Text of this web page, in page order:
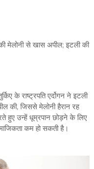
मेलोनी से खास अपील; इटली की
के राष्ट्रपति एर्दोगन ने इटली
की, जिससे मेलोनी हैरान रह
हुए उन्हें धूम्रपान छोड़ने के लिए
कम हो सकती है।